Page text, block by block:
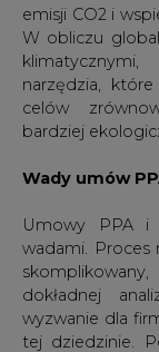
emisji CO2 i
W obliczu
narzędzia,
celów
bardziej
Wady umów
Umowy PPA i
wadami. Proces
dokładnej
wyzwanie dla
tej dziedzinie.